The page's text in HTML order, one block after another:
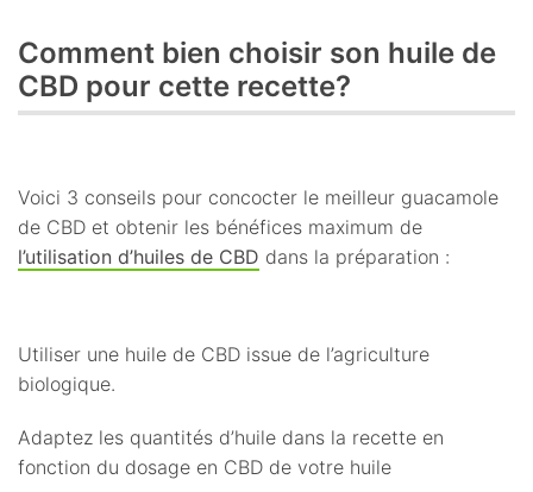
Comment bien choisir son huile de
CBD pour cette recette?
Voici 3 conseils pour concocter le meilleur guacamole
de CBD et obtenir les bénéfices maximum de
l’utilisation d’huiles de CBD dans la préparation :
Utiliser une huile de CBD issue de l’agriculture
biologique.
Adaptez les quantités d’huile dans la recette en
fonction du dosage en CBD de votre huile